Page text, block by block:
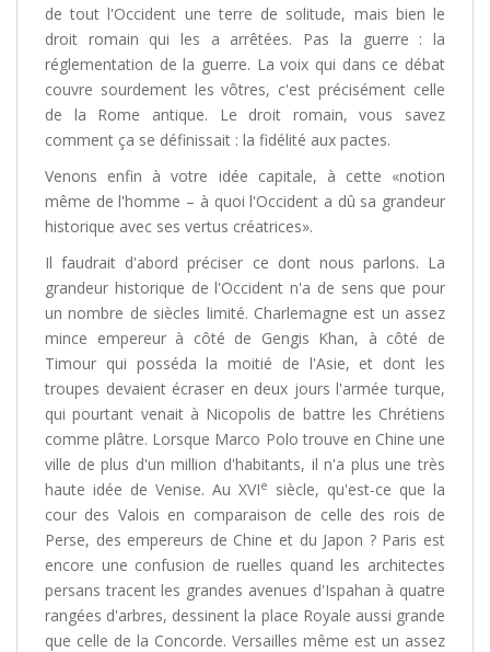
de tout l'Occident une terre de solitude, mais bien le
droit romain qui les a arrêtées. Pas la guerre : la
réglementation de la guerre. La voix qui dans ce débat
couvre sourdement les vôtres, c'est précisément celle
de la Rome antique. Le droit romain, vous savez
comment ça se définissait : la fidélité aux pactes.
Venons enfin à votre idée capitale, à cette «notion
même de l'homme – à quoi l'Occident a dû sa grandeur
historique avec ses vertus créatrices».
Il faudrait d'abord préciser ce dont nous parlons. La
grandeur historique de l'Occident n'a de sens que pour
un nombre de siècles limité. Charlemagne est un assez
mince empereur à côté de Gengis Khan, à côté de
Timour qui posséda la moitié de l'Asie, et dont les
troupes devaient écraser en deux jours l'armée turque,
qui pourtant venait à Nicopolis de battre les Chrétiens
comme plâtre. Lorsque Marco Polo trouve en Chine une
ville de plus d'un million d'habitants, il n'a plus une très
haute idée de Venise. Au XVIe
siècle, qu'est-ce que la
cour des Valois en comparaison de celle des rois de
Perse, des empereurs de Chine et du Japon ? Paris est
encore une confusion de ruelles quand les architectes
persans tracent les grandes avenues d'Ispahan à quatre
rangées d'arbres, dessinent la place Royale aussi grande
que celle de la Concorde. Versailles même est un assez